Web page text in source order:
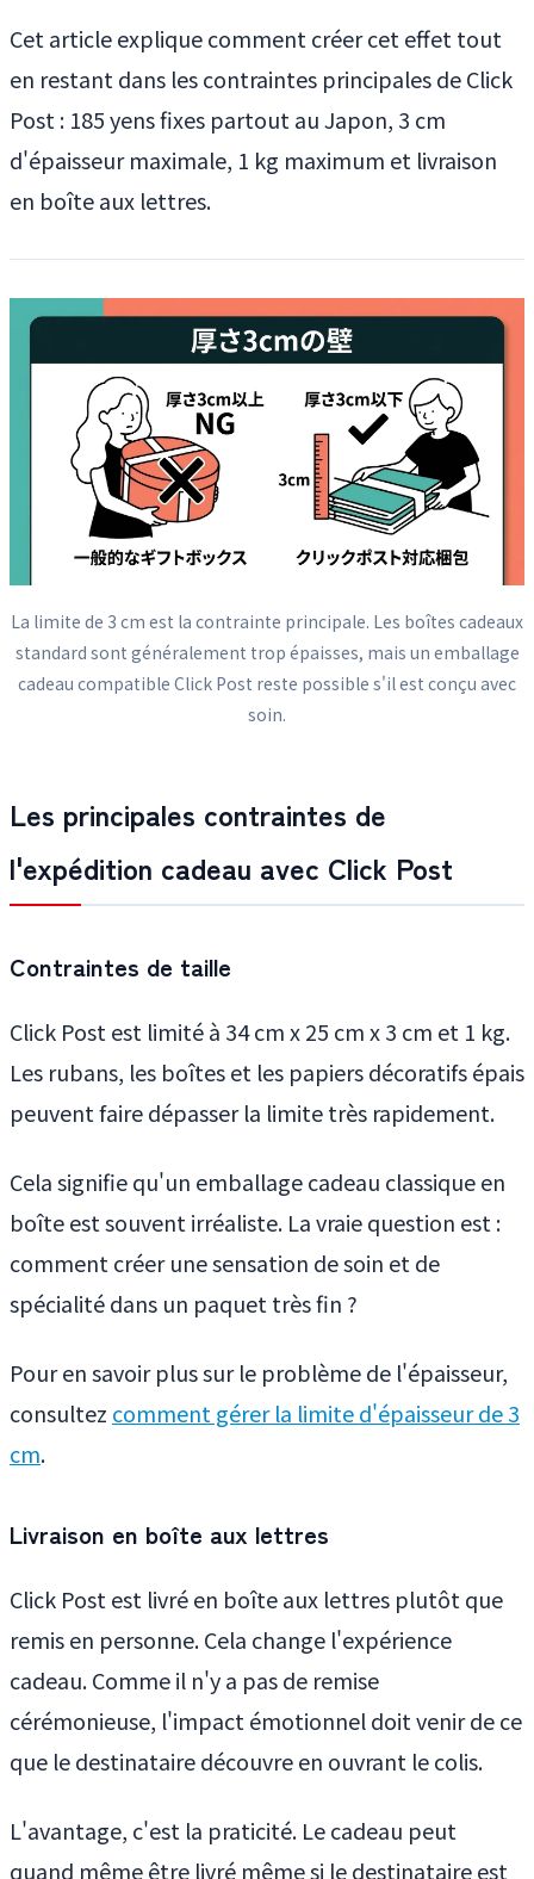
Cet article explique comment créer cet effet tout
en restant dans les contraintes principales de Click
Post : 185 yens fixes partout au Japon, 3 cm
d'épaisseur maximale, 1 kg maximum et livraison
en boîte aux lettres.
La limite de 3 cm est la contrainte principale. Les boîtes cadeaux
standard sont généralement trop épaisses, mais un emballage
cadeau compatible Click Post reste possible s'il est conçu avec
soin.
Les principales contraintes de
l'expédition cadeau avec Click Post
Contraintes de taille
Click Post est limité à 34 cm x 25 cm x 3 cm et 1 kg.
Les rubans, les boîtes et les papiers décoratifs épais
peuvent faire dépasser la limite très rapidement.
Cela signifie qu'un emballage cadeau classique en
boîte est souvent irréaliste. La vraie question est :
comment créer une sensation de soin et de
spécialité dans un paquet très fin ?
Pour en savoir plus sur le problème de l'épaisseur,
consultez comment gérer la limite d'épaisseur de 3
cm.
Livraison en boîte aux lettres
Click Post est livré en boîte aux lettres plutôt que
remis en personne. Cela change l'expérience
cadeau. Comme il n'y a pas de remise
cérémonieuse, l'impact émotionnel doit venir de ce
que le destinataire découvre en ouvrant le colis.
L'avantage, c'est la praticité. Le cadeau peut
quand même être livré même si le destinataire est